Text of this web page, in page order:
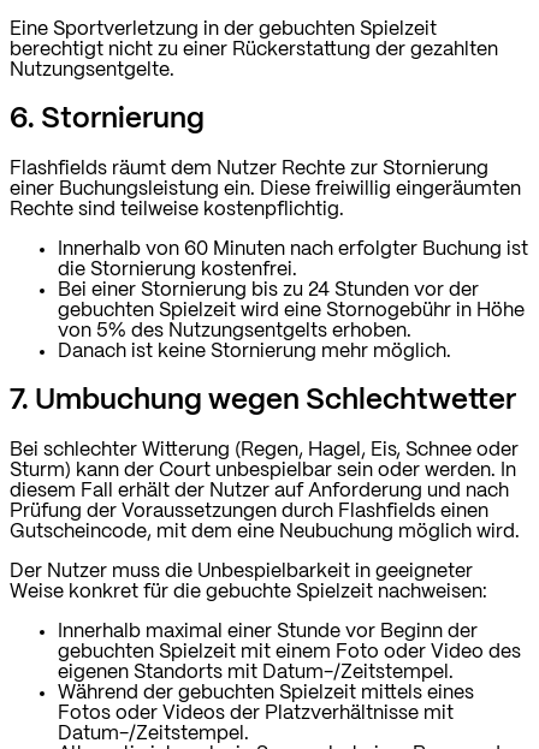
Eine Sportverletzung in der gebuchten Spielzeit
berechtigt nicht zu einer Rückerstattung der gezahlten
Nutzungsentgelte.
6. Stornierung
Flashfields räumt dem Nutzer Rechte zur Stornierung
einer Buchungsleistung ein. Diese freiwillig eingeräumten
Rechte sind teilweise kostenpflichtig.
Innerhalb von 60 Minuten nach erfolgter Buchung ist
die Stornierung kostenfrei.
Bei einer Stornierung bis zu 24 Stunden vor der
gebuchten Spielzeit wird eine Stornogebühr in Höhe
von 5% des Nutzungsentgelts erhoben.
Danach ist keine Stornierung mehr möglich.
7. Umbuchung wegen Schlechtwetter
Bei schlechter Witterung (Regen, Hagel, Eis, Schnee oder
Sturm) kann der Court unbespielbar sein oder werden. In
diesem Fall erhält der Nutzer auf Anforderung und nach
Prüfung der Voraussetzungen durch Flashfields einen
Gutscheincode, mit dem eine Neubuchung möglich wird.
Der Nutzer muss die Unbespielbarkeit in geeigneter
Weise konkret für die gebuchte Spielzeit nachweisen:
Innerhalb maximal einer Stunde vor Beginn der
gebuchten Spielzeit mit einem Foto oder Video des
eigenen Standorts mit Datum-/Zeitstempel.
Während der gebuchten Spielzeit mittels eines
Fotos oder Videos der Platzverhältnisse mit
Datum-/Zeitstempel.